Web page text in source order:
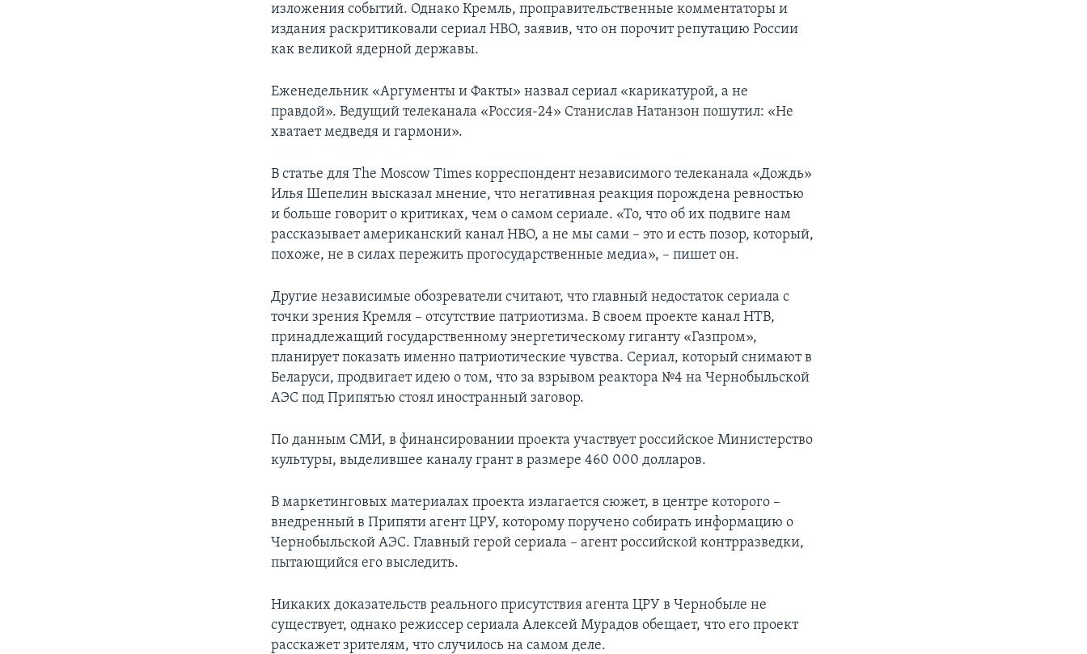
изложения событий. Однако Кремль, проправительственные комментаторы и
издания раскритиковали сериал HBO, заявив, что он порочит репутацию России
как великой ядерной державы.
Еженедельник «Аргументы и Факты» назвал сериал «карикатурой, а не
правдой». Ведущий телеканала «Россия-24» Станислав Натанзон пошутил: «Не
хватает медведя и гармони».
В статье для The Moscow Times корреспондент независимого телеканала «Дождь»
Илья Шепелин высказал мнение, что негативная реакция порождена ревностью
и больше говорит о критиках, чем о самом сериале. «То, что об их подвиге нам
рассказывает американский канал HBO, а не мы сами – это и есть позор, который,
похоже, не в силах пережить прогосударственные медиа», – пишет он.
Другие независимые обозреватели считают, что главный недостаток сериала с
точки зрения Кремля – отсутствие патриотизма. В своем проекте канал НТВ,
принадлежащий государственному энергетическому гиганту «Газпром»,
планирует показать именно патриотические чувства. Сериал, который снимают в
Беларуси, продвигает идею о том, что за взрывом реактора №4 на Чернобыльской
АЭС под Припятью стоял иностранный заговор.
По данным СМИ, в финансировании проекта участвует российское Министерство
культуры, выделившее каналу грант в размере 460 000 долларов.
В маркетинговых материалах проекта излагается сюжет, в центре которого –
внедренный в Припяти агент ЦРУ, которому поручено собирать информацию о
Чернобыльской АЭС. Главный герой сериала – агент российской контрразведки,
пытающийся его выследить.
Никаких доказательств реального присутствия агента ЦРУ в Чернобыле не
существует, однако режиссер сериала Алексей Мурадов обещает, что его проект
расскажет зрителям, что случилось на самом деле.